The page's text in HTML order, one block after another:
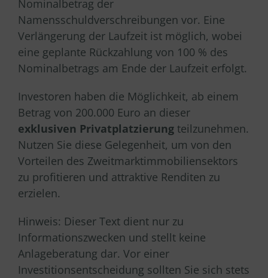
Nominalbetrag der
Namensschuldverschreibungen vor. Eine
Verlängerung der Laufzeit ist möglich, wobei
eine geplante Rückzahlung von 100 % des
Nominalbetrags am Ende der Laufzeit erfolgt.
Investoren haben die Möglichkeit, ab einem
Betrag von 200.000 Euro an dieser
exklusiven Privatplatzierungteilzunehmen.
Nutzen Sie diese Gelegenheit, um von den
Vorteilen des Zweitmarktimmobiliensektors
zu profitieren und attraktive Renditen zu
erzielen.
Hinweis: Dieser Text dient nur zu
Informationszwecken und stellt keine
Anlageberatung dar. Vor einer
Investitionsentscheidung sollten Sie sich stets